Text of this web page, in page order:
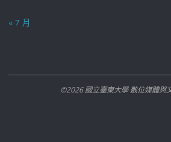
« 7 月
©2026 國立臺東大學 數位媒體與